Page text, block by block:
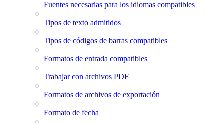
Fuentes necesarias para los idiomas compatibles
Tipos de texto admitidos
Tipos de códigos de barras compatibles
Formatos de entrada compatibles
Trabajar con archivos PDF
Formatos de archivos de exportación
Formato de fecha